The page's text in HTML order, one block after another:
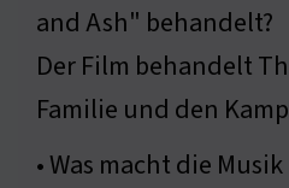
and Ash" behandelt?
Der Film behandelt
Familie und den
• Was macht die